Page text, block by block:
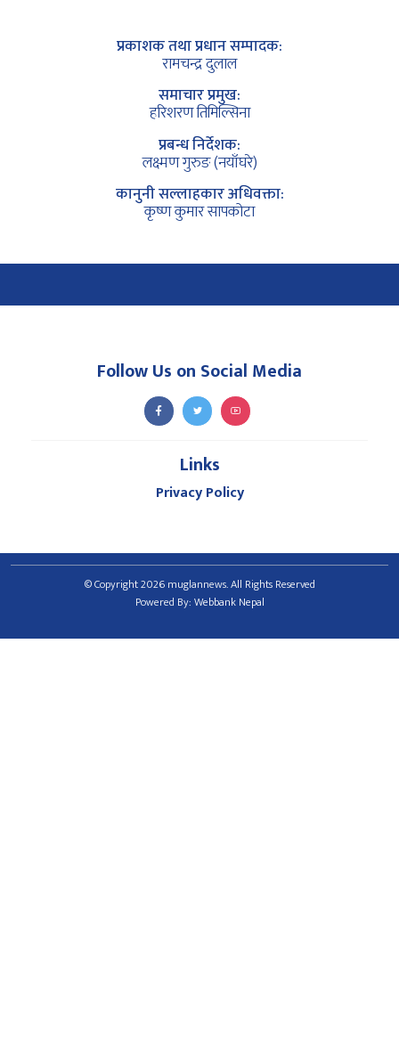
प्रकाशक तथा प्रधान सम्पादक:
रामचन्द्र दुलाल
समाचार प्रमुख:
हरिशरण तिमिल्सिना
प्रबन्ध निर्देशक:
लक्ष्मण गुरुङ (नयाँघरे)
कानुनी सल्लाहकार अधिवक्ता:
कृष्ण कुमार सापकोटा
Follow Us on Social Media
Links
Privacy Policy
© Copyright 2026 muglannews. All Rights Reserved
Powered By:Webbank Nepal